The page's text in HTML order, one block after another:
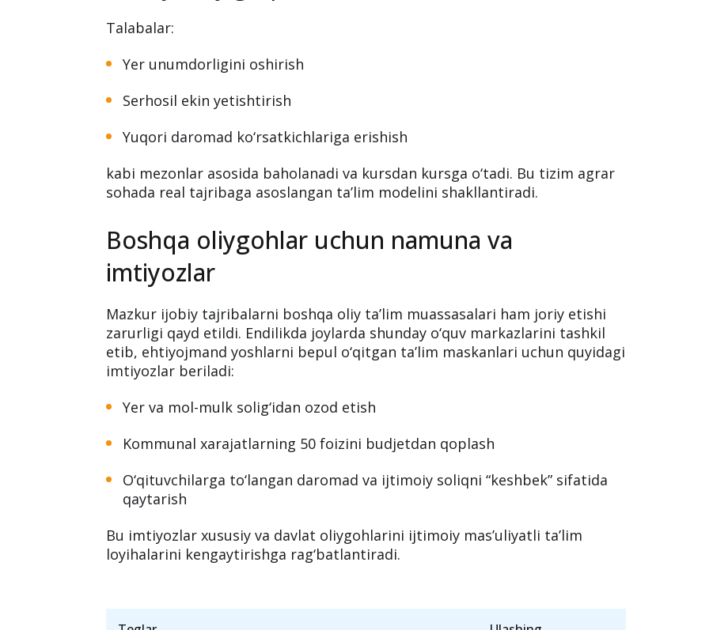
Universitetda har biri 5 nafar talabadan iborat “Kelajak fermerlari”
eksperimental jamoalari tashkil etiladi. Har bir jamoa o‘quv yili davomida 10
sotix yerni mustaqil ravishda o‘zlashtiradi.
Amaliy natijaga qarab baholash tizimi
Talabalar:
Yer unumdorligini oshirish
Yuqori daromad ko‘rsatkichlariga erishish
kabi mezonlar asosida baholanadi va kursdan kursga o‘tadi. Bu tizim agrar
sohada real tajribaga asoslangan ta’lim modelini shakllantiradi.
Boshqa oliygohlar uchun namuna va
imtiyozlar
zarurligi qayd etildi. Endilikda joylarda shunday o‘quv markazlarini tashkil
imtiyozlar beriladi:
Kommunal xarajatlarning 50 foizini budjetdan qoplash